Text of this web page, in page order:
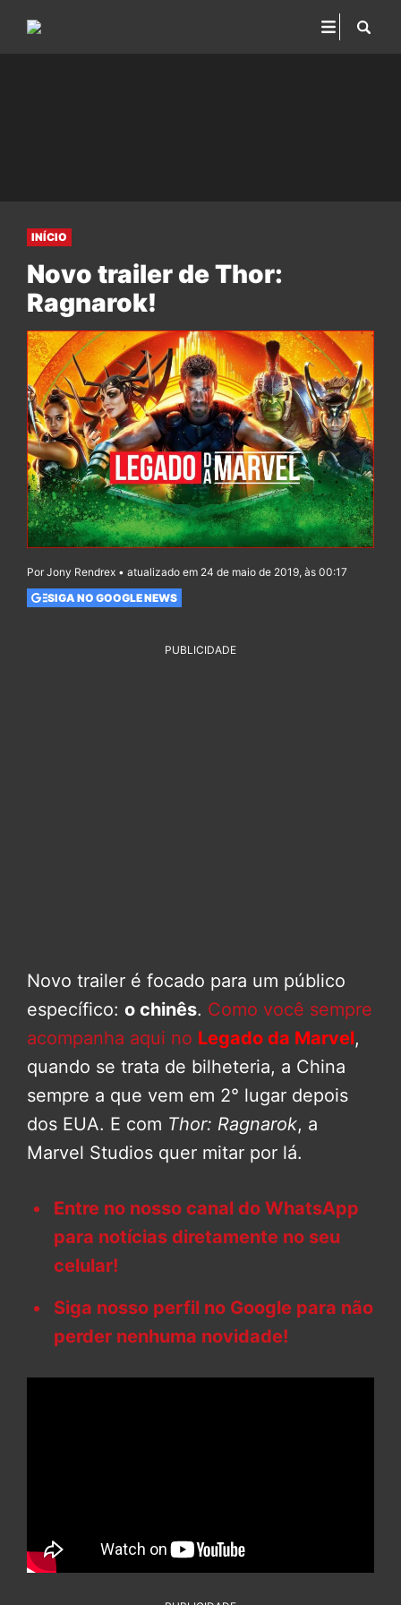
INÍCIO
Novo trailer de Thor:
Ragnarok!
Por Jony Rendrex • atualizado em 24 de maio de 2019, às 00:17
SIGA NO GOOGLE NEWS
PUBLICIDADE
Novo trailer é focado para um público
específico: o chinês. Como você sempre
acompanha aqui no Legado da Marvel,
quando se trata de bilheteria, a China
sempre a que vem em 2° lugar depois
dos EUA. E com Thor: Ragnarok, a
Marvel Studios quer mitar por lá.
Entre no nosso canal do WhatsApp
para notícias diretamente no seu
celular!
Siga nosso perfil no Google para não
perder nenhuma novidade!